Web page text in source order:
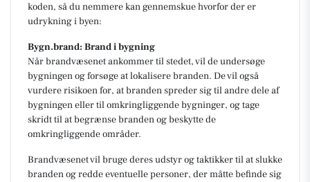
koden, så du nemmere kan gennemskue hvorfor der er
udrykning i byen:
Bygn.brand: Brand i bygning
Når brandvæsenet ankommer til stedet, vil de undersøge
bygningen og forsøge at lokalisere branden. De vil også
vurdere risikoen for, at branden spreder sig til andre dele af
bygningen eller til omkringliggende bygninger, og tage
skridt til at begrænse branden og beskytte de
omkringliggende områder.
Brandvæsenet vil bruge deres udstyr og taktikker til at slukke
branden og redde eventuelle personer, der måtte befinde sig